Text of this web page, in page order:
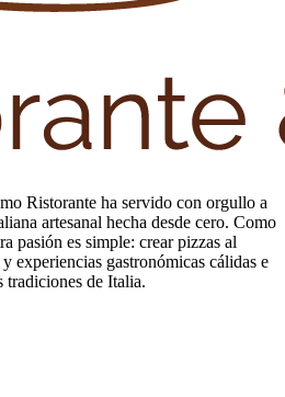
Ristorante ha servido con orgullo a
artesanal hecha desde cero. Como
pasión es simple: crear pizzas al
experiencias gastronómicas cálidas e
tradiciones de Italia.